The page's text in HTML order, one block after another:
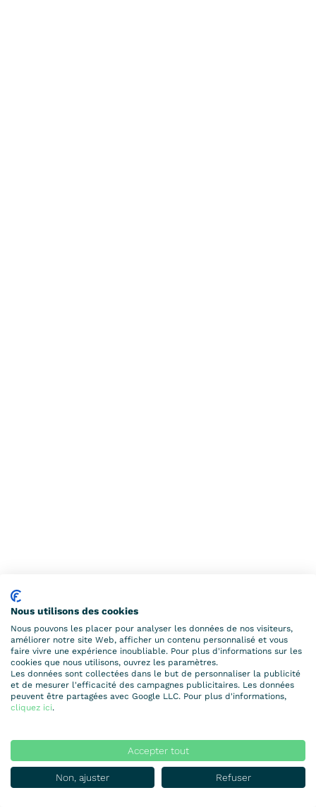
Nous utilisons des cookies
Nous pouvons les placer pour analyser les données de nos visiteurs,
améliorer notre site Web, afficher un contenu personnalisé et vous
faire vivre une expérience inoubliable. Pour plus d'informations sur les
cookies que nous utilisons, ouvrez les paramètres.
Les données sont collectées dans le but de personnaliser la publicité
et de mesurer l'efficacité des campagnes publicitaires. Les données
peuvent être partagées avec Google LLC. Pour plus d'informations,
cliquez ici.
Accepter tout
Non, ajuster Refuser